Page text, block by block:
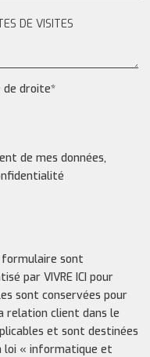
de droite*
de mes données,
formulaire sont
par VIVRE ICI pour
sont conservées pour
relation client dans le
et sont destinées
loi « informatique et